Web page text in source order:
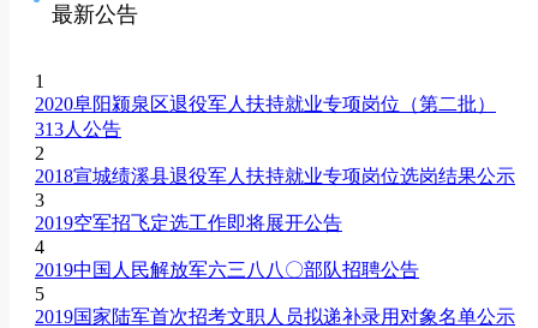
最新公告
1
2020阜阳颍泉区退役军人扶持就业专项岗位（第二批）
313人公告
2
2018宣城绩溪县退役军人扶持就业专项岗位选岗结果公示
3
2019空军招飞定选工作即将展开公告
4
2019中国人民解放军六三八八〇部队招聘公告
5
2019国家陆军首次招考文职人员拟递补录用对象名单公示